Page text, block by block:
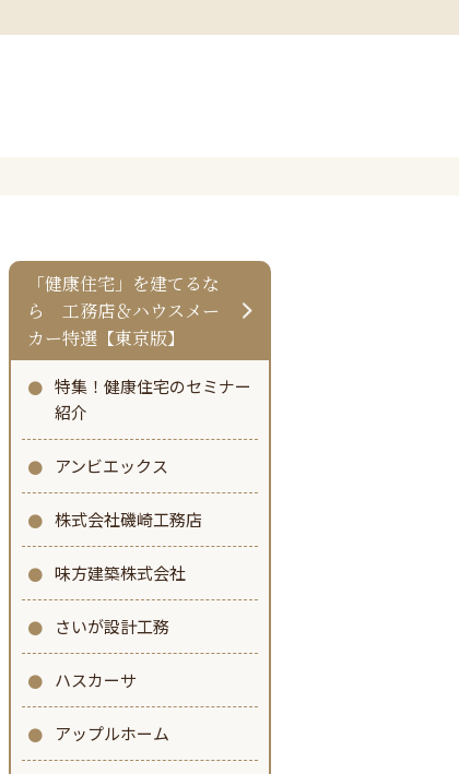
「健康住宅」を建てるな
ら 工務店＆ハウスメー
カー特選【東京版】
特集！健康住宅のセミナー
紹介
アンビエックス
株式会社磯崎工務店
味方建築株式会社
さいが設計工務
ハスカーサ
アップルホーム